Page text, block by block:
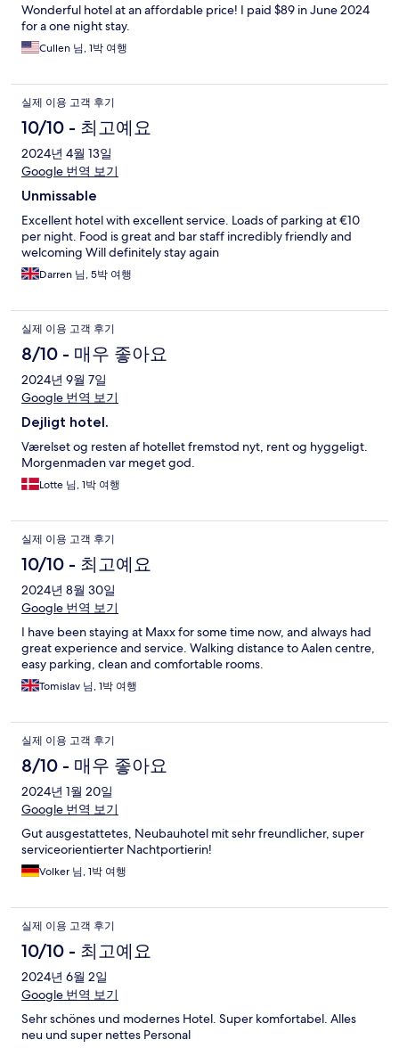
Wonderful hotel at an affordable price! I paid $89 in June 2024
for a one night stay.
Cullen 님, 1박 여행
실제 이용 고객 후기
10/10 - 최고예요
2024년 4월 13일
Google 번역 보기
Unmissable
Excellent hotel with excellent service. Loads of parking at €10
per night. Food is great and bar staff incredibly friendly and
welcoming Will definitely stay again
Darren 님, 5박 여행
실제 이용 고객 후기
8/10 - 매우 좋아요
2024년 9월 7일
Google 번역 보기
Dejligt hotel.
Værelset og resten af hotellet fremstod nyt, rent og hyggeligt.
Morgenmaden var meget god.
Lotte 님, 1박 여행
실제 이용 고객 후기
10/10 - 최고예요
2024년 8월 30일
Google 번역 보기
I have been staying at Maxx for some time now, and always had
great experience and service. Walking distance to Aalen centre,
easy parking, clean and comfortable rooms.
Tomislav 님, 1박 여행
실제 이용 고객 후기
8/10 - 매우 좋아요
2024년 1월 20일
Google 번역 보기
Gut ausgestattetes, Neubauhotel mit sehr freundlicher, super
serviceorientierter Nachtportierin!
Volker 님, 1박 여행
실제 이용 고객 후기
10/10 - 최고예요
2024년 6월 2일
Google 번역 보기
Sehr schönes und modernes Hotel. Super komfortabel. Alles
neu und super nettes Personal